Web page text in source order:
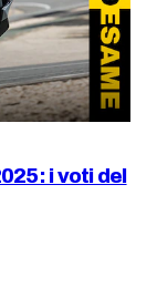
i voti del